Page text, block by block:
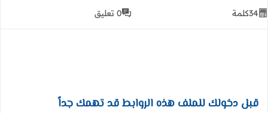
34كلمة 0 تعليق
قبل دخولك للملف هذه الروابط قد تهمك جداً